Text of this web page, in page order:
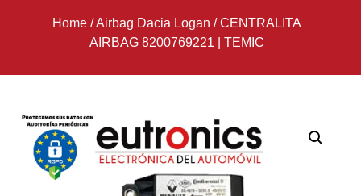
Home /Airbag Dacia Logan /CENTRALITA
AIRBAG 8200769221 | TEMIC